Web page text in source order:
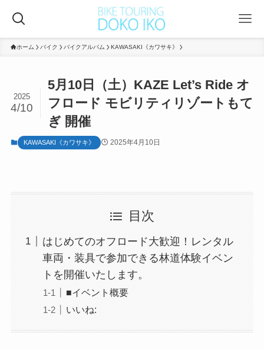
ホーム バイク バイクアルバム KAWASAKI《カワサキ》
5月10日（土）KAZE Let’s Ride オ
フロード モビリティリゾートもて
ぎ 開催
2025
4/10
KAWASAKI《カワサキ》 2025年4月10日
目次
はじめてのオフロード大歓迎！レンタル
車両・装具で参加できる林道体験イベン
トを開催いたします。
■イベント概要
いいね: